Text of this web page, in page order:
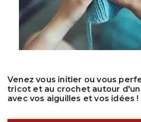
Venez vous initier ou vous
tricot et au crochet autour d'un
avec vos aiguilles et vos idées !